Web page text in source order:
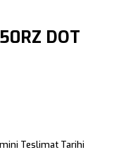
DOT
Teslimat Tarihi